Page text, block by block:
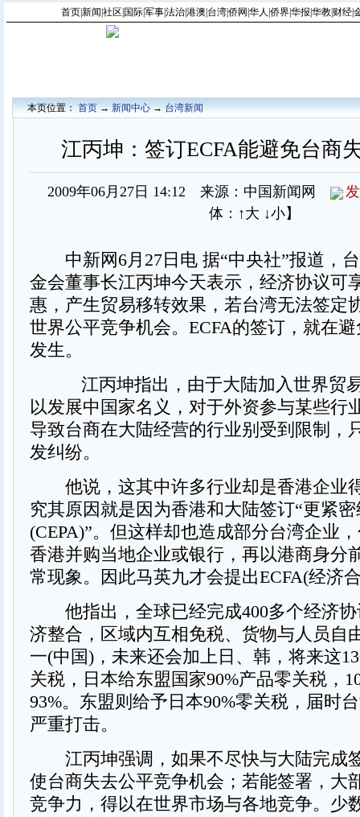
首页|新闻 社区 国际|军事|法治|港澳 台湾|侨网 华人 侨界|华报 华教| 财经|
本页位置：首页→新闻中心→台湾新闻
江丙坤：签订ECFA能避免台商
2009年06月27日 14:12 来源：中国新闻网
体： ↑大 ↓小】
中新网6月27日电 据“中央社”报道，
金会董事长江丙坤今天表示，经济协议可
惠，产生贸易移转效果，若台湾无法签定
世界公平竞争机会。ECFA的签订，就在
发生。
江丙坤指出，由于大陆加入世界贸
以发展中国家名义，对于外资参与某些行
导致台商在大陆经营的行业别受到限制，
发纠纷。
他说，这其中许多行业却是香港企业
究其原因就是因为香港和大陆签订“更紧
(CEPA)”。但这样却也造成部分台湾企业
香港并购当地企业或银行，再以港商身分
常现象。因此马英九才会提出ECFA(经济
他指出，全球已经完成400多个经济协
济整合，区域内互相免税、货物与人员自
一(中国)，未来还会加上日、韩，将来这
关税，日本给东盟国家90%产品零关税，
93%。东盟则给予日本90%零关税，届时
严重打击。
江丙坤强调，如果不尽快与大陆完成
使台商失去公平竞争机会；若能签署，大
竞争力，得以在世界市场与各地竞争。少